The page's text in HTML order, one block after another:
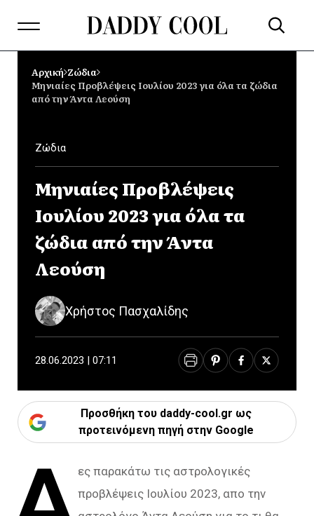
Αρχική Ζώδια
Μηνιαίες Προβλέψεις Ιουλίου 2023 για όλα τα ζώδια
από την Άντα Λεούση
Ζώδια
Μηνιαίες Προβλέψεις
Ιουλίου 2023 για όλα τα
ζώδια από την Άντα
Λεούση
Χρήστος Πασχαλίδης
28.06.2023 | 07:11
Προσθήκη του daddy-cool.gr ως
προτεινόμενη πηγή στην Google
Δ ες παρακάτω τις αστρολογικές
προβλέψεις Ιουλίου 2023, απο την